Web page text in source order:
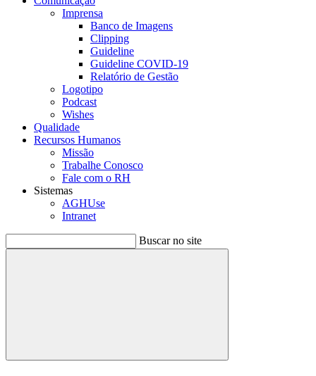
Imprensa
Banco de Imagens
Clipping
Guideline
Guideline COVID-19
Relatório de Gestão
Logotipo
Podcast
Wishes
Qualidade
Recursos Humanos
Missão
Trabalhe Conosco
Fale com o RH
Sistemas
AGHUse
Intranet
Buscar no site
Buscar